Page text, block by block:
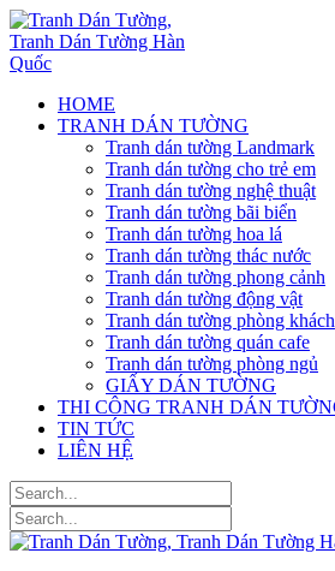
HOME
TRANH DÁN TƯỜNG
Tranh dán tường Landmark
Tranh dán tường cho trẻ em
Tranh dán tường nghệ thuật
Tranh dán tường bãi biển
Tranh dán tường hoa lá
Tranh dán tường thác nước
Tranh dán tường phong cảnh
Tranh dán tường động vật
Tranh dán tường phòng khách
Tranh dán tường quán cafe
Tranh dán tường phòng ngủ
GIẤY DÁN TƯỜNG
THI CÔNG TRANH DÁN
TIN TỨC
LIÊN HỆ